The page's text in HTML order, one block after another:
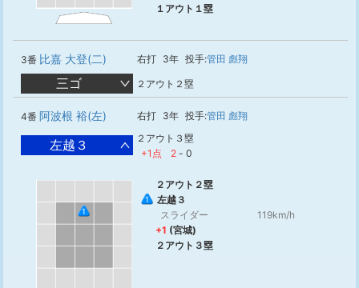
１アウト１塁
3番 比嘉 大登(二) 右打 3年 投手:管田 彪翔
三ゴ ２アウト２塁
4番 阿波根 裕(左) 右打 3年 投手:管田 彪翔
左越３
２アウト３塁
+1点
2 - 0
1
２アウト２塁
1
左越３
スライダー
119km/h
+1 (宮城)
２アウト３塁